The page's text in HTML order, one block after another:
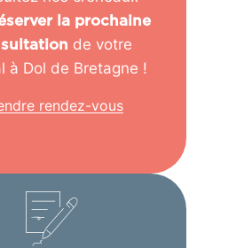
la prochaine
de votre
à Dol de Bretagne !
rendez-vous